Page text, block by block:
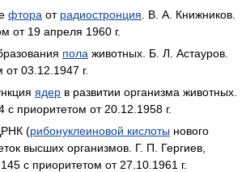
фтора от радиостронция . В. А. Книжников.
от 19 апреля 1960 г.
пола животных. Б. Л. Астауров.
03.12.1947 г.
ядер в развитии организма животных.
с приоритетом от 20.12.1958 г.
(рибонуклеиновой кислоты нового
высших организмов. Г. П. Гергиев,
с приоритетом от 27.10.1961 г.